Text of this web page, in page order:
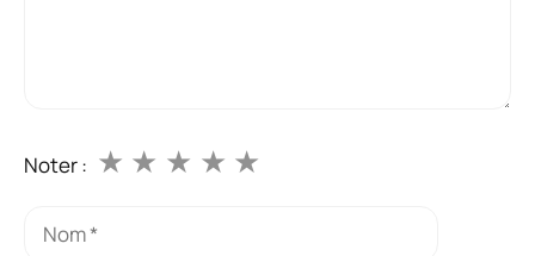
Noter : ★
★
★
★
★
Nom